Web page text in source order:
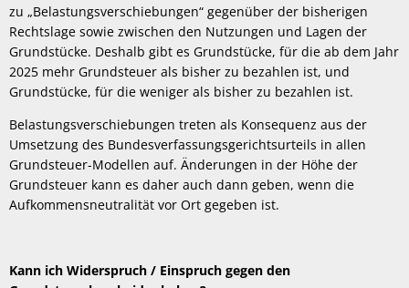
zu „Belastungsverschiebungen“ gegenüber der bisherigen
Rechtslage sowie zwischen den Nutzungen und Lagen der
Grundstücke. Deshalb gibt es Grundstücke, für die ab dem Jahr
2025 mehr Grundsteuer als bisher zu bezahlen ist, und
Grundstücke, für die weniger als bisher zu bezahlen ist.
Belastungsverschiebungen treten als Konsequenz aus der
Umsetzung des Bundesverfassungsgerichtsurteils in allen
Grundsteuer-Modellen auf. Änderungen in der Höhe der
Grundsteuer kann es daher auch dann geben, wenn die
Aufkommensneutralität vor Ort gegeben ist.
Kann ich Widerspruch / Einspruch gegen den